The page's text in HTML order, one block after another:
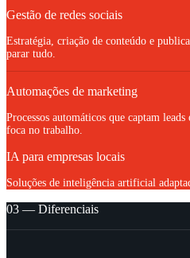
Gestão de redes sociais
Estratégia, criação de conteúdo e
parar tudo.
Automações de marketing
Processos automáticos que captam
foca no trabalho.
IA para empresas locais
Soluções de inteligência artificial
03 — Diferenciais